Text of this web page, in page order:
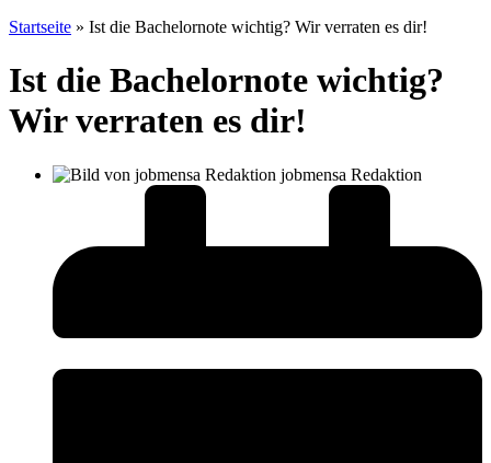
Startseite » Ist die Bachelornote wichtig? Wir verraten es dir!
Ist die Bachelornote wichtig?
Wir verraten es dir!
jobmensa Redaktion